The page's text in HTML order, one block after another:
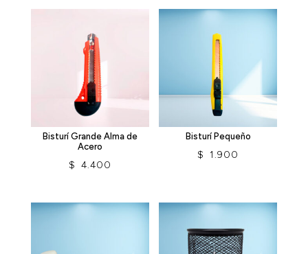
Bisturí Grande Alma de
Acero
$ 4.400
Bisturí Pequeño
$ 1.900